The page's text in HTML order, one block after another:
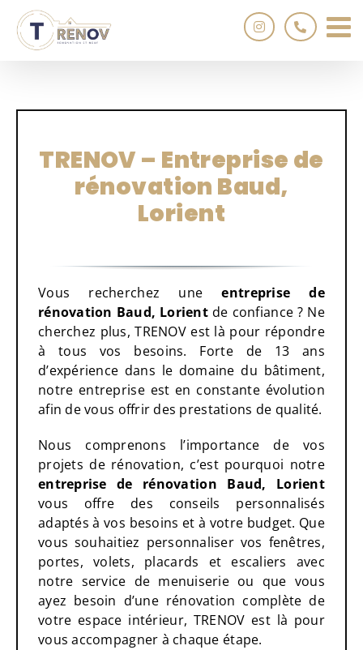
Passer
contenu
TRENOV – Entreprise de
rénovation Baud,
Lorient
Vous recherchez uneentreprise de
rénovation Baud, Lorient de confiance ? Ne
cherchez plus, TRENOV est là pour répondre
à tous vos besoins. Forte de 13 ans
d’expérience dans le domaine du bâtiment,
notre entreprise est en constante évolution
afin de vous offrir des prestations de qualité.
Nous comprenons l’importance de vos
projets de rénovation, c’est pourquoi notre
entreprise de rénovation Baud, Lorient
vous offre des conseils personnalisés
adaptés à vos besoins et à votre budget. Que
vous souhaitiez personnaliser vos fenêtres,
portes, volets, placards et escaliers avec
notre service de menuiserie ou que vous
ayez besoin d’une rénovation complète de
votre espace intérieur, TRENOV est là pour
vous accompagner à chaque étape.